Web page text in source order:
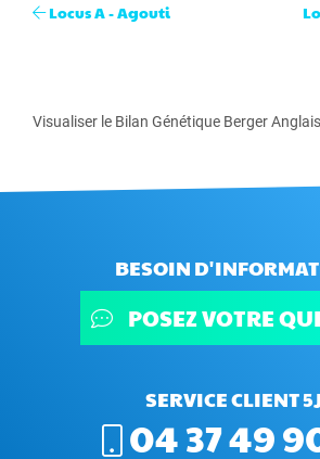
Locus A - Agouti
Visualiser le Bilan Génétique Berger Anglais
BESOIN
POSEZ VOTRE
SERVICE CLIENT
04 37 49